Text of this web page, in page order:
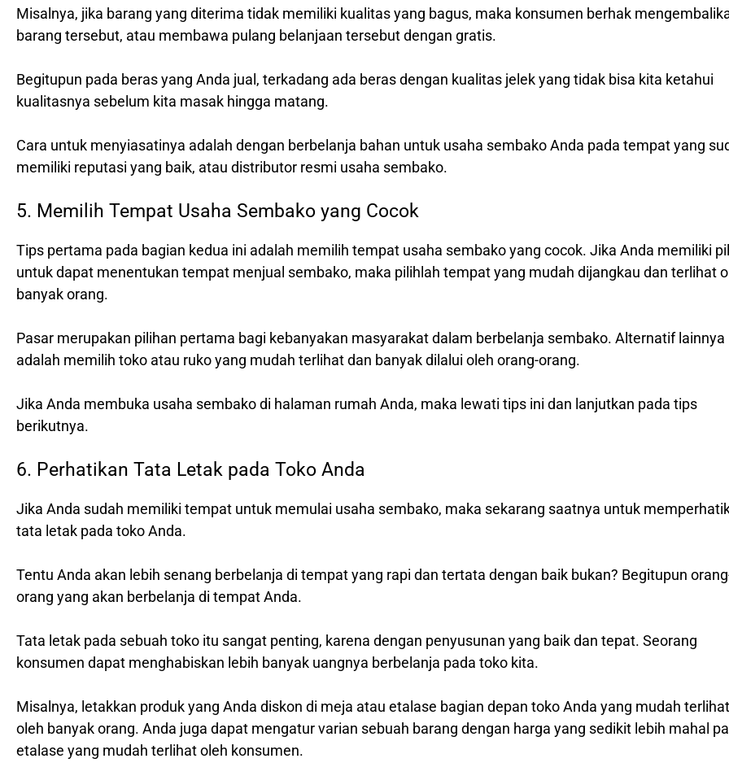
Misalnya, jika barang yang diterima tidak memiliki kualitas yang bagus, maka konsumen berhak
barang tersebut, atau membawa pulang belanjaan tersebut dengan gratis.
Begitupun pada beras yang Anda jual, terkadang ada beras dengan kualitas jelek yang tidak bisa kita ketahui
kualitasnya sebelum kita masak hingga matang.
Cara untuk menyiasatinya adalah dengan berbelanja bahan untuk usaha sembako Anda pada tempat yang
memiliki reputasi yang baik, atau distributor resmi usaha sembako.
5. Memilih Tempat Usaha Sembako yang Cocok
Tips pertama pada bagian kedua ini adalah memilih tempat usaha sembako yang cocok. Jika Anda memiliki
untuk dapat menentukan tempat menjual sembako, maka pilihlah tempat yang mudah dijangkau dan terlihat
banyak orang.
Pasar merupakan pilihan pertama bagi kebanyakan masyarakat dalam berbelanja sembako. Alternatif lainnya
adalah memilih toko atau ruko yang mudah terlihat dan banyak dilalui oleh orang-orang.
Jika Anda membuka usaha sembako di halaman rumah Anda, maka lewati tips ini dan lanjutkan pada tips
berikutnya.
6. Perhatikan Tata Letak pada Toko Anda
Jika Anda sudah memiliki tempat untuk memulai usaha sembako, maka sekarang saatnya untuk
tata letak pada toko Anda.
Tentu Anda akan lebih senang berbelanja di tempat yang rapi dan tertata dengan baik bukan? Begitupun
orang yang akan berbelanja di tempat Anda.
Tata letak pada sebuah toko itu sangat penting, karena dengan penyusunan yang baik dan tepat. Seorang
konsumen dapat menghabiskan lebih banyak uangnya berbelanja pada toko kita.
Misalnya, letakkan produk yang Anda diskon di meja atau etalase bagian depan toko Anda yang mudah terlihat
oleh banyak orang. Anda juga dapat mengatur varian sebuah barang dengan harga yang sedikit lebih mahal
etalase yang mudah terlihat oleh konsumen.